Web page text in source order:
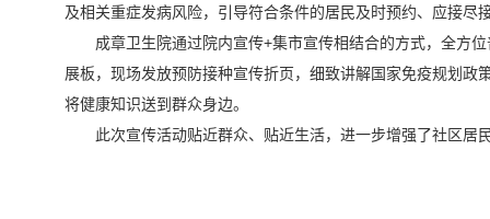
及相关重症发病风险，引导符合条件的居民及时预约、应接尽
成章卫生院通过院内宣传+集市宣传相结合的方式，全方
展板，现场发放预防接种宣传折页，细致讲解国家免疫规划
将健康知识送到群众身边。
此次宣传活动贴近群众、贴近生活，进一步增强了社区